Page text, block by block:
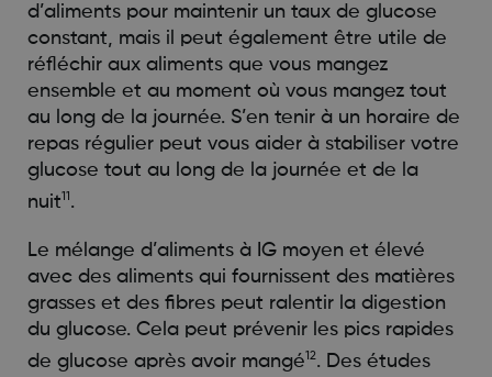
d’aliments pour maintenir un taux de glucose
constant, mais il peut également être utile de
réfléchir aux aliments que vous mangez
ensemble et au moment où vous mangez tout
au long de la journée. S’en tenir à un horaire de
repas régulier peut vous aider à stabiliser votre
glucose tout au long de la journée et de la
nuit11 .
Le mélange d’aliments à IG moyen et élevé
avec des aliments qui fournissent des matières
grasses et des fibres peut ralentir la digestion
du glucose. Cela peut prévenir les pics rapides
de glucose après avoir mangé12. Des études